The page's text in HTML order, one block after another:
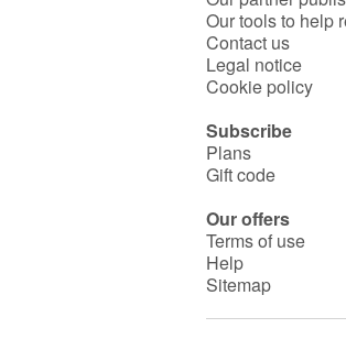
Our tools to help
Contact us
Legal notice
Cookie policy
Subscribe
Plans
Gift code
Our offers
Terms of use
Help
Sitemap